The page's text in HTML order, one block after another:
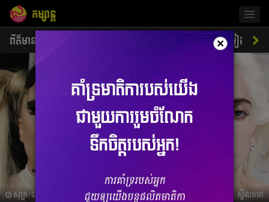
កម្សាន្ត
ព័ត៌មាន ជីវិតតារា ចម្រៀង
សុក្រ, 19 តុលា 2018 03:10 ស្ទីលតារា
×